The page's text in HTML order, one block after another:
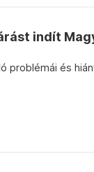
indít
problémái és